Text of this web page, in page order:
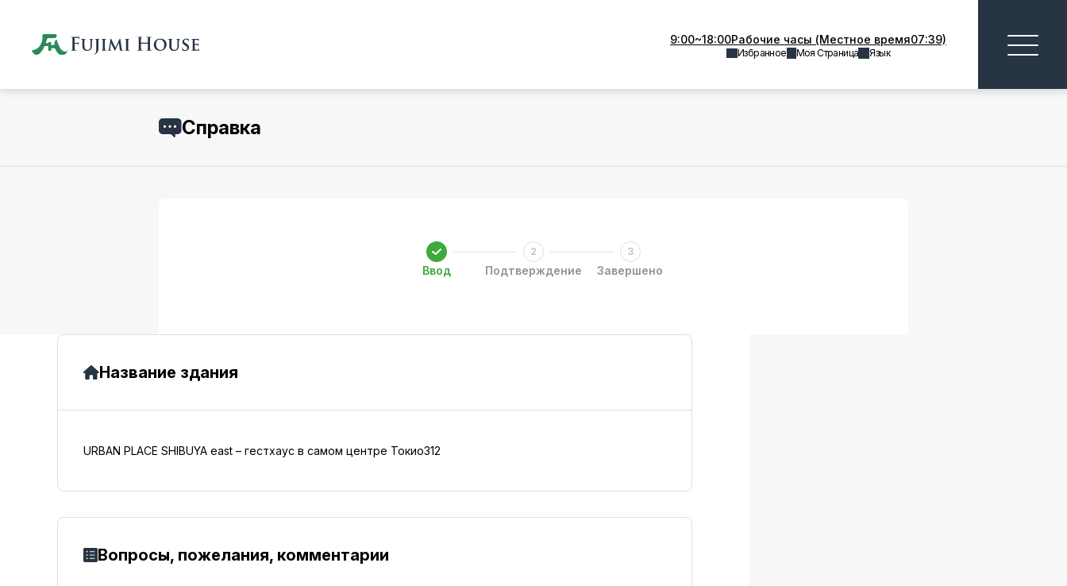
9:00~18:00Рабочие часы (Местное время07:39)
Избранное Моя Страница Язык
Справка
Ввод Подтверждение Завершено
Название здания
URBAN PLACE SHIBUYA east – гестхаус в самом центре Токио312
Вопросы, пожелания, комментарии